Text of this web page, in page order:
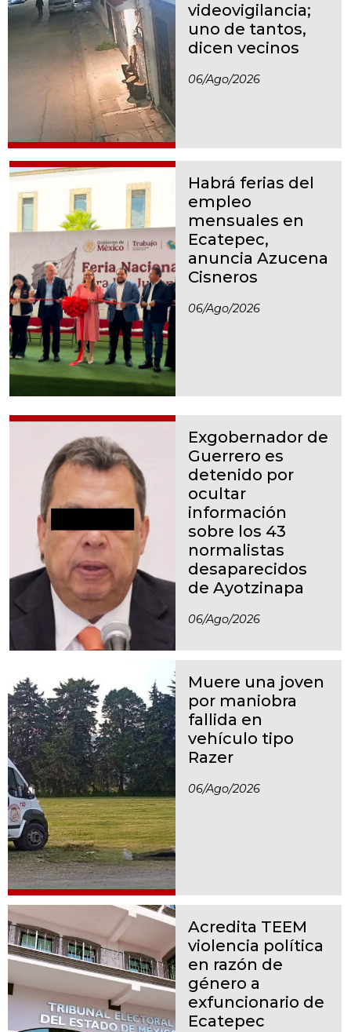
videovigilancia;
uno de tantos,
dicen vecinos
06/ago/2026
Habrá ferias del
empleo
mensuales en
Ecatepec,
anuncia Azucena
Cisneros
06/ago/2026
Exgobernador de
Guerrero es
detenido por
ocultar
información
sobre los 43
normalistas
desaparecidos
de Ayotzinapa
06/ago/2026
Muere una joven
por maniobra
fallida en
vehículo tipo
Razer
06/ago/2026
Acredita TEEM
violencia política
en razón de
género a
exfuncionario de
Ecatepec